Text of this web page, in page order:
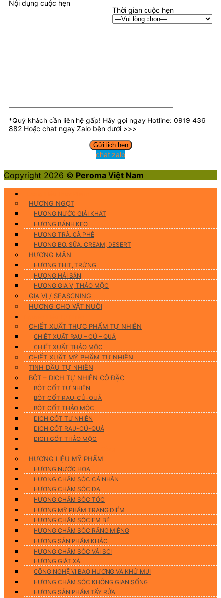
Thời gian cuộc hẹn
Nội dụng cuộc hẹn
*Quý khách cần liên hệ gấp! Hãy gọi ngay Hotline: 0919 436
882 Hoặc chat ngay Zalo bên dưới >>>
chat zalo
Copyright 2026 © Peroma Việt Nam
HƯƠNG NGỌT
HƯƠNG NƯỚC GIẢI KHÁT
HƯƠNG BÁNH KẸO
HƯƠNG TRÀ, CÀ PHÊ
HƯƠNG BƠ, SỮA, CREAM, DESERT
HƯƠNG MẶN
HƯƠNG THỊT, TRỨNG
HƯƠNG HẢI SẢN
HƯƠNG GIA VỊ THẢO MỘC
GIA VỊ / SEASONING
HƯƠNG CHO VẬT NUÔI
CHIẾT XUẤT THỰC PHẨM TỰ NHIÊN
CHIẾT XUẤT RAU – CỦ – QUẢ
CHIẾT XUẤT THẢO MỘC
CHIẾT XUẤT MỸ PHẨM TỰ NHIÊN
TINH DẦU TỰ NHIÊN
BỘT – DỊCH TỰ NHIÊN CÔ ĐẶC
BỘT CỐT TỰ NHIÊN
BỘT CỐT RAU-CỦ-QUẢ
BỘT CỐT THẢO MỘC
DỊCH CỐT TỰ NHIÊN
DỊCH CỐT RAU-CỦ-QUẢ
DỊCH CỐT THẢO MỘC
HƯƠNG LIỆU MỸ PHẨM
HƯƠNG NƯỚC HOA
HƯƠNG CHĂM SÓC CÁ NHÂN
HƯƠNG CHĂM SÓC DA
HƯƠNG CHĂM SÓC TÓC
HƯƠNG MỸ PHẨM TRANG ĐIỂM
HƯƠNG CHĂM SÓC EM BÉ
HƯƠNG CHĂM SÓC RĂNG MIỆNG
HƯƠNG SẢN PHẨM KHÁC
HƯƠNG CHĂM SÓC VẢI SỢI
HƯƠNG GIẶT XẢ
CÔNG NGHỆ VI BAO HƯƠNG VÀ KHỬ MÙI
HƯƠNG CHĂM SÓC KHÔNG GIAN SỐNG
HƯƠNG SẢN PHẨM TẨY RỬA